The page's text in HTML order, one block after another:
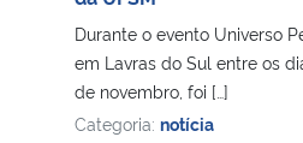
Ministério da Ciência, Tecnologia,
Ministério do Meio Ambiente
Durante o evento Universo
em Lavras do Sul entre os
de novembro, foi […]
Categoria: notícia